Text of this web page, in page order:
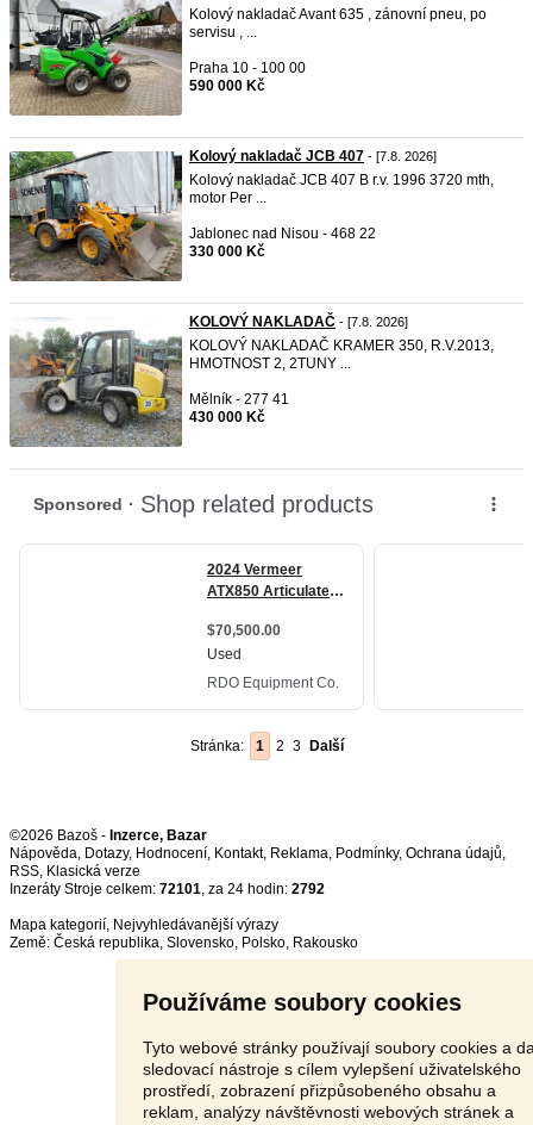
Používáme soubory cookies
Tyto webové stránky používají soubory cookies a
sledovací nástroje s cílem vylepšení uživatelského
prostředí, zobrazení přizpůsobeného obsahu a
reklam, analýzy návštěvnosti webových stránek a
Kolový nakladač Avant 635 , zánovní pneu, po
servisu , ...
Praha 10 - 100 00
590 000 Kč
Kolový nakladač JCB 407 - [7.8. 2026]
Kolový nakladač JCB 407 B r.v. 1996 3720 mth,
motor Per ...
Jablonec nad Nisou - 468 22
330 000 Kč
KOLOVÝ NAKLADAČ - [7.8. 2026]
KOLOVÝ NAKLADAČ KRAMER 350, R.V.2013,
HMOTNOST 2, 2TUNY ...
Mělník - 277 41
430 000 Kč
Stránka: 1 2 3 Další
©2026 Bazoš - Inzerce, Bazar
Nápověda, Dotazy, Hodnocení, Kontakt, Reklama, Podmínky, Ochrana údajů,
RSS,
Inzeráty Stroje celkem: 72101, za 24 hodin: 2792
Mapa kategorií, Nejvyhledávanější výrazy
Země: Česká republika, Slovensko, Polsko, Rakousko